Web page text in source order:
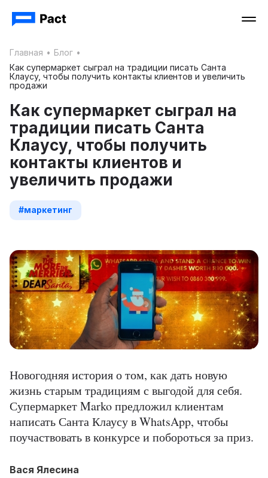
Главная • Блог •
Как супермаркет сыграл на традиции писать Санта
Клаусу, чтобы получить контакты клиентов и увеличить
продажи
Как супермаркет сыграл на
традиции писать Санта
Клаусу, чтобы получить
контакты клиентов и
увеличить продажи
#маркетинг
Новогодняя история о том, как дать новую
жизнь старым традициям с выгодой для себя.
Супермаркет Marko предложил клиентам
написать Санта Клаусу в WhatsApp, чтобы
поучаствовать в конкурсе и побороться за приз.
Вася Ялесина